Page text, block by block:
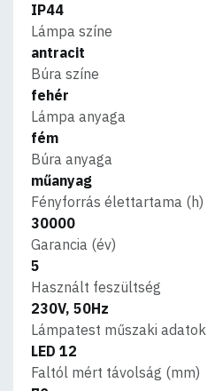
IP44
Lámpa színe
antracit
Búra színe
fehér
Lámpa anyaga
fém
Búra anyaga
műanyag
Fényforrás élettartama (h)
30000
Garancia (év)
5
Használt feszültség
230V, 50Hz
Lámpatest műszaki adatok
LED 12
Faltól mért távolság (mm)